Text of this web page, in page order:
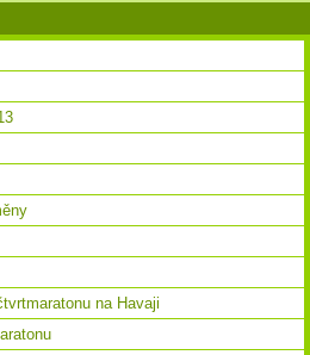
na Havaji